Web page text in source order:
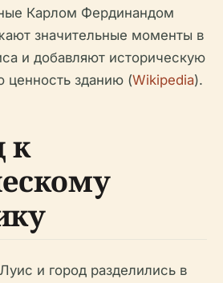
Карлом Фердинандом
значительные моменты в
и добавляют историческую
ценность зданию (Wikipedia).
к
и город разделились в